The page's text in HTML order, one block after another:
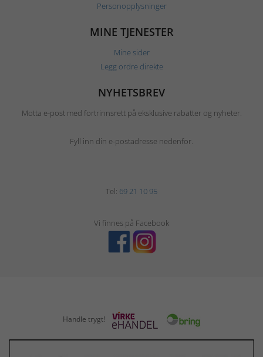
Personopplysninger
MINE TJENESTER
Mine sider
Legg ordre direkte
NYHETSBREV
Motta e-post med fortrinnsrett på eksklusive rabatter og nyheter.
Fyll inn din e-postadresse nedenfor.
Tel: 69 21 10 95
Vi finnes på Facebook
Handle trygt!